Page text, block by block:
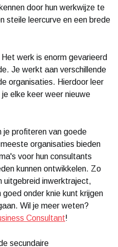
door hun werkwijze te
steile leercurve en een brede
werk is enorm gevarieerd
Je werkt aan verschillende
organisaties. Hierdoor leer
elke keer weer nieuwe
je profiteren van goede
organisaties bieden
voor hun consultants
kunnen ontwikkelen. Zo
uitgebreid inwerktraject,
onder knie kunt krijgen
Wil je meer weten?
Consultant!
secundaire